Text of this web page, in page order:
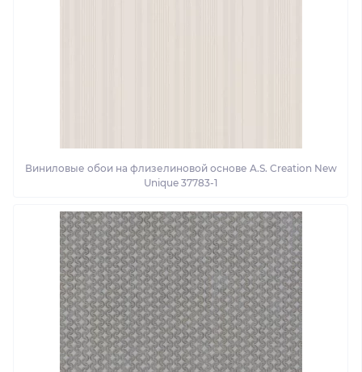
Виниловые обои на флизелиновой основе A.S. Creation New
Unique 37783-1